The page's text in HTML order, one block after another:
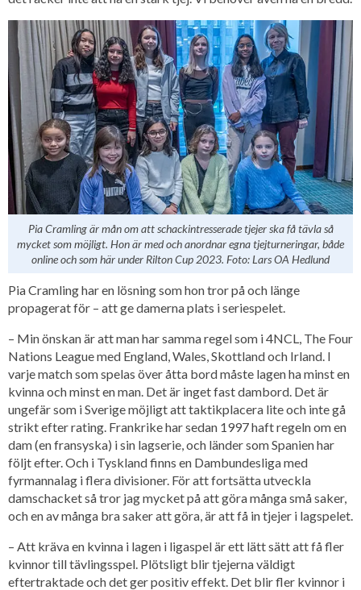
Pia Cramling är mån om att schackintresserade tjejer ska få tävla så
mycket som möjligt. Hon är med och anordnar egna tjejturneringar, både
online och som här under Rilton Cup 2023. Foto: Lars OA Hedlund
Pia Cramling har en lösning som hon tror på och länge
propagerat för – att ge damerna plats i seriespelet.
– Min önskan är att man har samma regel som i 4NCL, The Four
Nations League med England, Wales, Skottland och Irland. I
varje match som spelas över åtta bord måste lagen ha minst en
kvinna och minst en man. Det är inget fast dambord. Det är
ungefär som i Sverige möjligt att taktikplacera lite och inte gå
strikt efter rating. Frankrike har sedan 1997 haft regeln om en
dam (en fransyska) i sin lagserie, och länder som Spanien har
följt efter. Och i Tyskland finns en Dambundesliga med
fyrmannalag i flera divisioner. För att fortsätta utveckla
damschacket så tror jag mycket på att göra många små saker,
och en av många bra saker att göra, är att få in tjejer i lagspelet.
– Att kräva en kvinna i lagen i ligaspel är ett lätt sätt att få fler
kvinnor till tävlingsspel. Plötsligt blir tjejerna väldigt
eftertraktade och det ger positiv effekt. Det blir fler kvinnor i